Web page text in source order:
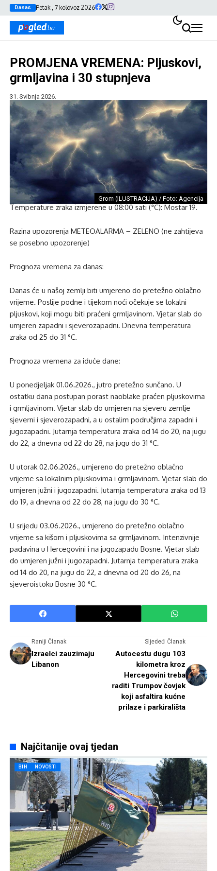
Danas Petak , 7 kolovoz 2026
PROMJENA VREMENA: Pljuskovi,
grmljavina i 30 stupnjeva
31. Svibnja 2026.
Grom (ILUSTRACIJA) / Foto: Agencija
Temperature zraka izmjerene u 08:00 sati (°C): Mostar 19.
Razina upozorenja METEOALARMA – ZELENO (ne zahtijeva
se posebno upozorenje)
Prognoza vremena za danas:
Danas će u našoj zemlji biti umjereno do pretežno oblačno
vrijeme. Poslije podne i tijekom noći očekuje se lokalni
pljuskovi, koji mogu biti praćeni grmljavinom. Vjetar slab do
umjeren zapadni i sjeverozapadni. Dnevna temperatura
zraka od 25 do 31 °C.
Prognoza vremena za iduće dane:
U ponedjeljak 01.06.2026., jutro pretežno sunčano. U
ostatku dana postupan porast naoblake praćen pljuskovima
i grmljavinom. Vjetar slab do umjeren na sjeveru zemlje
sjeverni i sjeverozapadni, a u ostalim područjima zapadni i
jugozapadni. Jutarnja temperatura zraka od 14 do 20, na jugu
do 22, a dnevna od 22 do 28, na jugu do 31 °C.
U utorak 02.06.2026., umjereno do pretežno oblačno
vrijeme sa lokalnim pljuskovima i grmljavinom. Vjetar slab do
umjeren južni i jugozapadni. Jutarnja temperatura zraka od 13
do 19, a dnevna od 22 do 28, na jugu do 30 °C.
U srijedu 03.06.2026., umjereno do pretežno oblačno
vrijeme sa kišom i pljuskovima sa grmljavinom. Intenzivnije
padavina u Hercegovini i na jugozapadu Bosne. Vjetar slab
do umjeren južni i jugozapadni. Jutarnja temperatura zraka
od 14 do 20, na jugu do 22, a dnevna od 20 do 26, na
sjeveroistoku Bosne 30 °C.
Raniji Članak
Izraelci zauzimaju
Libanon
Sljedeći Članak
Autocestu dugu 103
kilometra kroz
Hercegovini treba
raditi Trumpov čovjek
koji asfaltira kućne
prilaze i parkirališta
Najčitanije ovaj tjedan
BIH NOVOSTI